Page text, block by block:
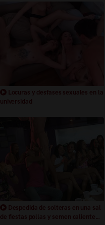
Locuras y desfases sexuales en la
universidad
Despedida de solteras en una sal
de fiestas pollas y semen caliente